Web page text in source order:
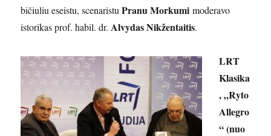
bičiuliu eseistu, scenaristuPranu Morkumi moderavo
istorikas prof. habil. dr. Alvydas Nikžentaitis.
LRT
Klasika
, „Ryto
Allegro
“ (nuo